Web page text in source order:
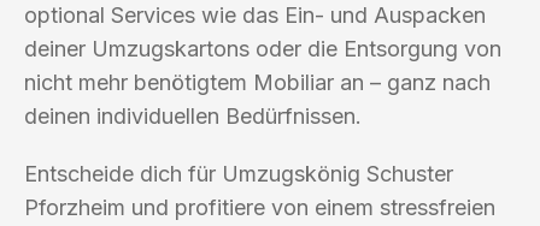
optional Services wie das Ein- und Auspacken
deiner Umzugskartons oder die Entsorgung von
nicht mehr benötigtem Mobiliar an – ganz nach
deinen individuellen Bedürfnissen.
Entscheide dich für Umzugskönig Schuster
Pforzheim und profitiere von einem stressfreien